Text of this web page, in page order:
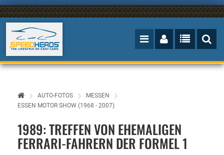
AUTO-FOTOS
MESSEN
ESSEN MOTOR SHOW (1968 - 2007)
1989: TREFFEN VON EHEMALIGEN
FERRARI-FAHRERN DER FORMEL 1